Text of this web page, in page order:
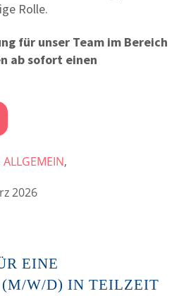
Rolle.
für unser Team im Bereich
ab sofort einen
ALLGEMEIN,
2026
EINE
W/D) IN TEILZEIT